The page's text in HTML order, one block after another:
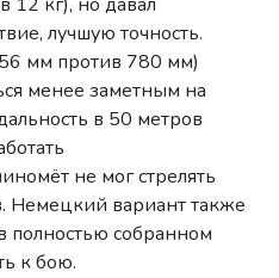
лучшую точность.
мм против 780 мм)
менее заметным на
в 50 метров
не мог стрелять
Немецкий вариант также
полностью собранном
к бою.